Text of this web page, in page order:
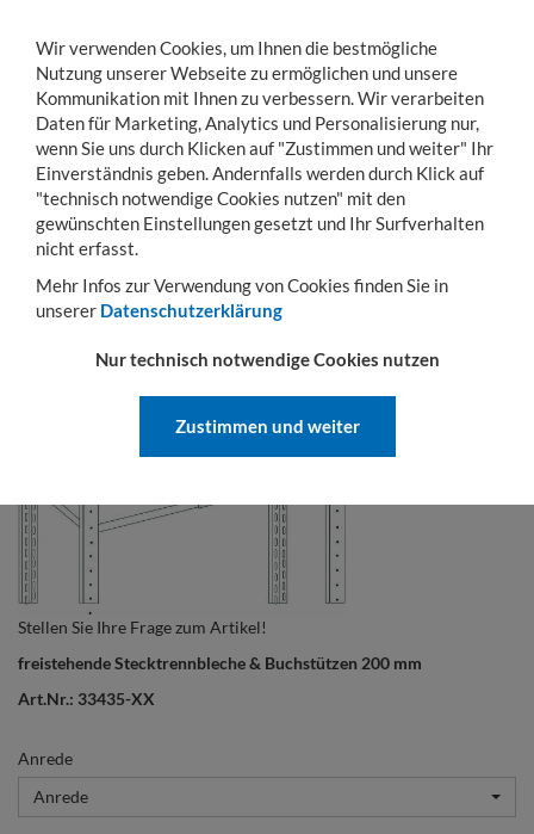
Toggle
navigation
MENÜ KONTO WARENKORB
FRAGE ZUM PRODUKT
Stellen Sie Ihre Frage zum Artikel!
freistehende Stecktrennbleche & Buchstützen 200 mm
Art.Nr.: 33435-XX
Anrede
Anrede
Wir verwenden Cookies, um Ihnen die bestmögliche
Nutzung unserer Webseite zu ermöglichen und unsere
Kommunikation mit Ihnen zu verbessern. Wir verarbeiten
Daten für Marketing, Analytics und Personalisierung nur,
wenn Sie uns durch Klicken auf "Zustimmen und weiter" Ihr
Einverständnis geben. Andernfalls werden durch Klick auf
"technisch notwendige Cookies nutzen" mit den
gewünschten Einstellungen gesetzt und Ihr Surfverhalten
nicht erfasst.
Mehr Infos zur Verwendung von Cookies finden Sie in
unserer Datenschutzerklärung
Nur technisch notwendige Cookies nutzen
Zustimmen und weiter